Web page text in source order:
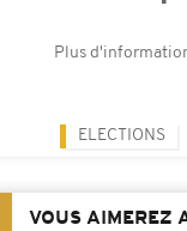
Plus
ELECTIONS
VOUS AIMEREZ